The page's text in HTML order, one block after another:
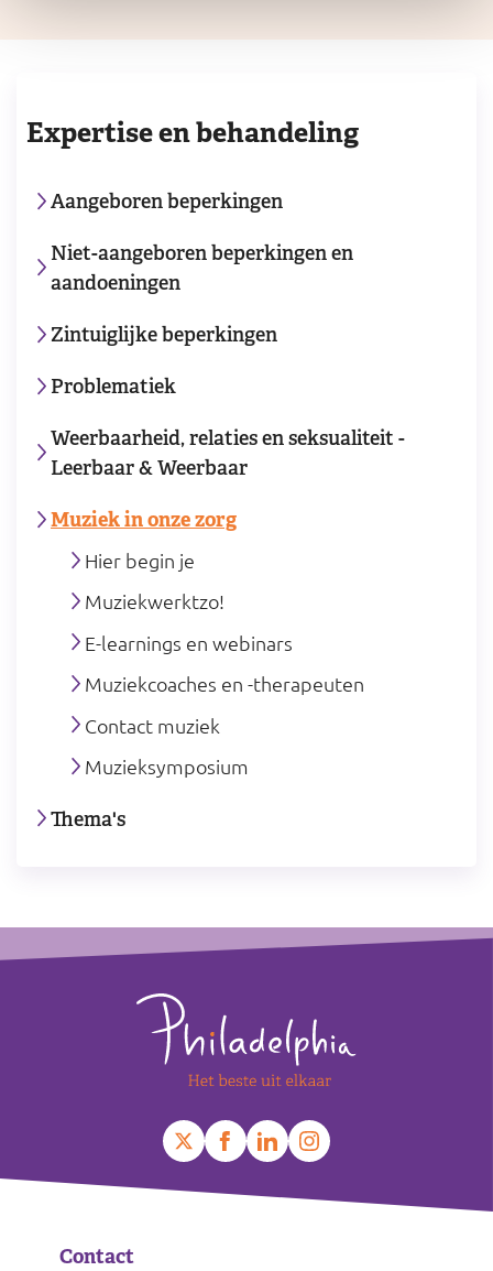
Expertise en behandeling
Aangeboren beperkingen
Niet-aangeboren beperkingen en
aandoeningen
Zintuiglijke beperkingen
Problematiek
Weerbaarheid, relaties en seksualiteit -
Leerbaar & Weerbaar
Muziek in onze zorg
Hier begin je
Muziekwerktzo!
E-learnings en webinars
Muziekcoaches en -therapeuten
Contact muziek
Muzieksymposium
Thema's
Contact